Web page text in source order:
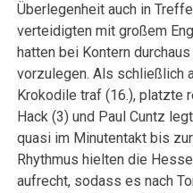
Überlegenheit auch in
verteidigten mit großem
hatten bei Kontern
vorzulegen. Als schließlich
Krokodile traf (16.), platzte
Hack (3) und Paul Cuntz
quasi im Minutentakt bis
Rhythmus hielten die
aufrecht, sodass es nach